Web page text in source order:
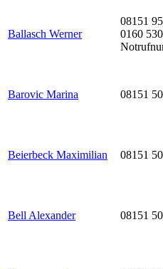
Ballasch Werner
08151
0160
Barovic Marina 08151
Beierbeck Maximilian 08151
Bell Alexander 08151